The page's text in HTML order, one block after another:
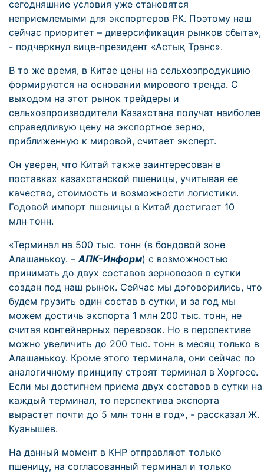
сегодняшние условия уже становятся
неприемлемыми для экспортеров РК. Поэтому наш
сейчас приоритет – диверсификация рынков сбыта»,
- подчеркнул вице-президент «Астық Транс».
В то же время, в Китае цены на сельхозпродукцию
формируются на основании мирового тренда. С
выходом на этот рынок трейдеры и
сельхозпроизводители Казахстана получат наиболее
справедливую цену на экспортное зерно,
приближенную к мировой, считает эксперт.
Он уверен, что Китай также заинтересован в
поставках казахстанской пшеницы, учитывая ее
качество, стоимость и возможности логистики.
Годовой импорт пшеницы в Китай достигает 10
млн тонн.
«Терминал на 500 тыс. тонн (в бондовой зоне
Алашанькоу. –АПК-Информ) с возможностью
принимать до двух составов зерновозов в сутки
создан под наш рынок. Сейчас мы договорились, что
будем грузить один состав в сутки, и за год мы
можем достичь экспорта 1 млн 200 тыс. тонн, не
считая контейнерных перевозок. Но в перспективе
можно увеличить до 200 тыс. тонн в месяц только в
Алашанькоу. Кроме этого терминала, они сейчас по
аналогичному принципу строят терминал в Хоргосе.
Если мы достигнем приема двух составов в сутки на
каждый терминал, то перспектива экспорта
вырастет почти до 5 млн тонн в год», - рассказал Ж.
Куанышев.
На данный момент в КНР отправляют только
пшеницу, на согласованный терминал и только